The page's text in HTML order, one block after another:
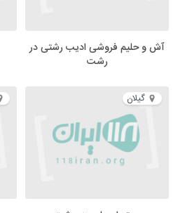
آش و حلیم فروشی ادیب رشتی در
رشت
گیلان